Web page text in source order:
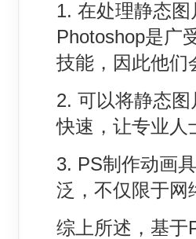
1. 在处理静态
Photoshop是广
技能，因此他们
2. 可以将静态
快速，让专业人
3. PS制作动画
泛，不仅限于网
综上所述，基于